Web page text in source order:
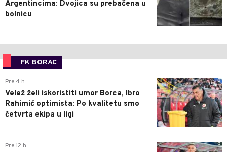
Argentincima: Dvojica su prebačena u
bolnicu
FK BORAC
0
Pre 4 h
Velež želi iskoristiti umor Borca, Ibro
Rahimić optimista: Po kvalitetu smo
četvrta ekipa u ligi
0
Pre 12 h